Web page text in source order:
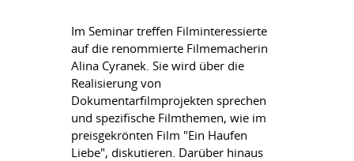
Im Seminar treffen Filminteressierte
auf die renommierte Filmemacherin
Alina Cyranek. Sie wird über die
Realisierung von
Dokumentarfilmprojekten sprechen
und spezifische Filmthemen, wie im
preisgekrönten Film "Ein Haufen
Liebe", diskutieren. Darüber hinaus